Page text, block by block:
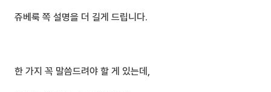
쥬베룩 쪽 설명을 더 길게 드립니다.
한 가지 꼭 말씀드려야 할 게 있는데,